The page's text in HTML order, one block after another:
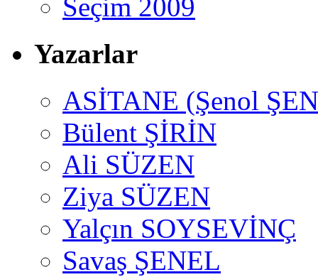
Seçim 2009
Yazarlar
ASİTANE (Şenol
Bülent ŞİRİN
Ali SÜZEN
Ziya SÜZEN
Yalçın SOYSEVİNÇ
Savaş ŞENEL